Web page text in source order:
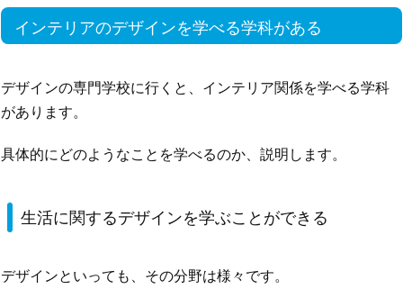
インテリアのデザインを学べる学科がある
デザインの専門学校に行くと、インテリア関係を学べる学科
があります。
具体的にどのようなことを学べるのか、説明します。
生活に関するデザインを学ぶことができる
デザインといっても、その分野は様々です。